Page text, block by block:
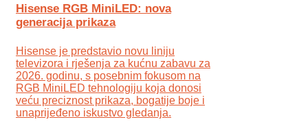
Hisense RGB MiniLED: nova
generacija prikaza
Hisense je predstavio novu liniju
televizora i rješenja za kućnu zabavu za
2026. godinu, s posebnim fokusom na
RGB MiniLED tehnologiju koja donosi
veću preciznost prikaza, bogatije boje i
unaprijeđeno iskustvo gledanja.